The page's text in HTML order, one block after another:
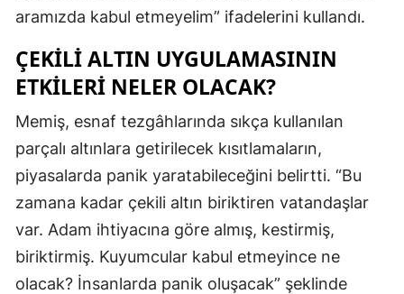
İzmir
Kırklareli
aramızda kabul etmeyelim” ifadelerini kullandı.
ÇEKILI ALTIN UYGULAMASININ
ETKILERI NELER OLACAK?
Memiş, esnaf tezgâhlarında sıkça kullanılan
parçalı altınlara getirilecek kısıtlamaların,
piyasalarda panik yaratabileceğini belirtti. “Bu
zamana kadar çekili altın biriktiren vatandaşlar
var. Adam ihtiyacına göre almış, kestirmiş,
biriktirmiş. Kuyumcular kabul etmeyince ne
olacak? İnsanlarda panik oluşacak” şeklinde